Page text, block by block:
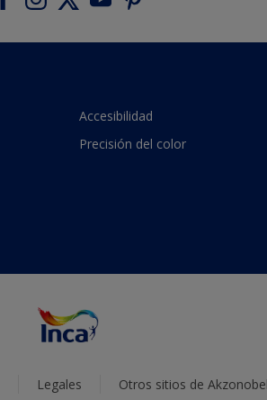
Accesibilidad
Precisión del color
Legales Otros sitios de Akzonobel